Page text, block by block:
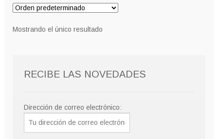
Mostrando el único resultado
RECIBE LAS NOVEDADES
Dirección de correo electrónico: